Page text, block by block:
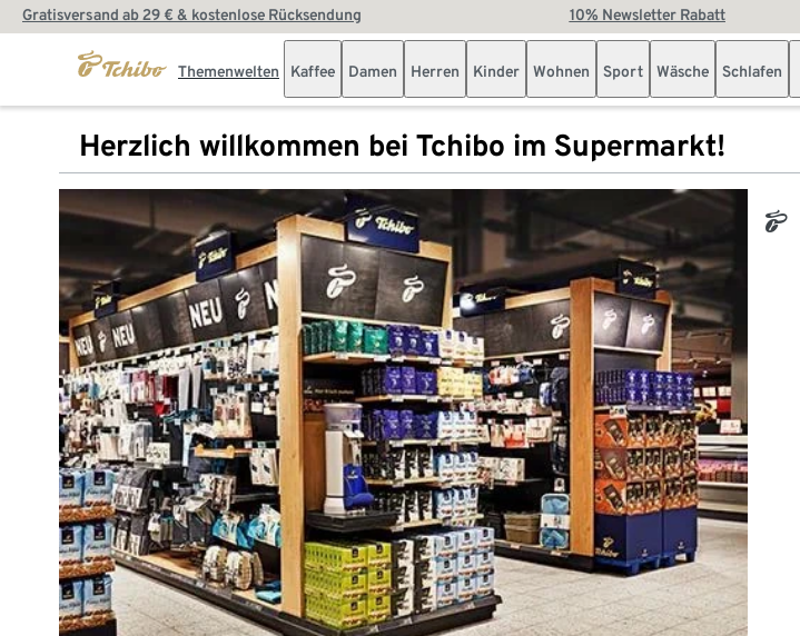
Gratisversand ab 29 € & kostenlose Rücksendung 10% Newsletter Rabatt
Themenwelten Kaffee Damen Herren Kinder Wohnen Sport Wäsche Schlafen
Herzlich willkommen bei Tchibo im Supermarkt!
tchibo_logo